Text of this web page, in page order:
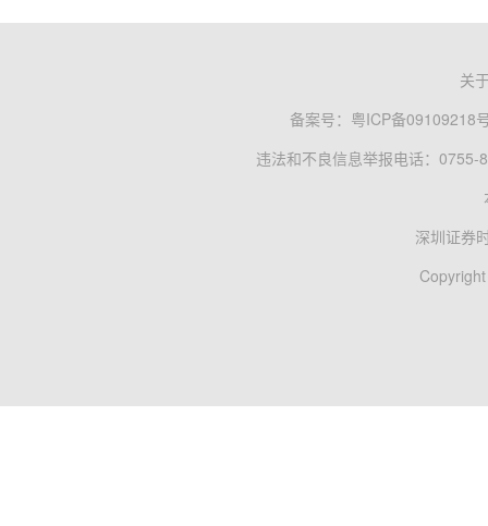
关
备案号： 粤ICP备09109218
违法和不良信息举报电话：0755-
深圳证券